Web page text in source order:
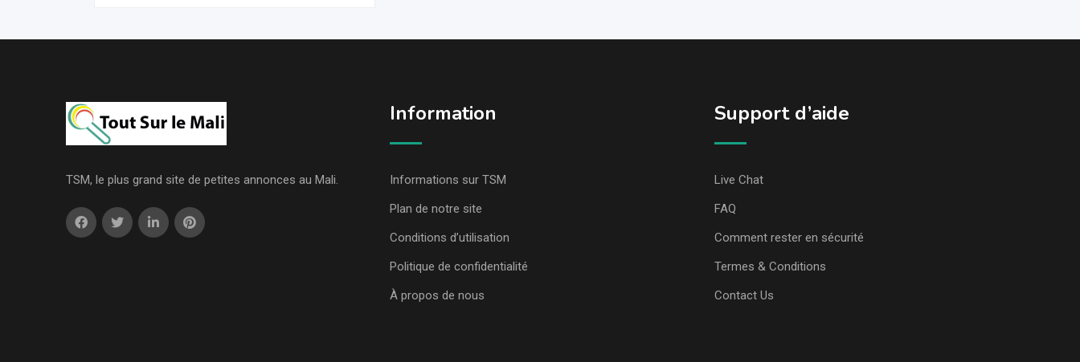
TSM, le plus grand site de petites annonces au Mali.
Information
Informations sur TSM
Plan de notre site
Conditions d’utilisation
Politique de confidentialité
À propos de nous
Support d’aide
Live Chat
FAQ
Comment rester en sécurité
Termes & Conditions
Contact Us